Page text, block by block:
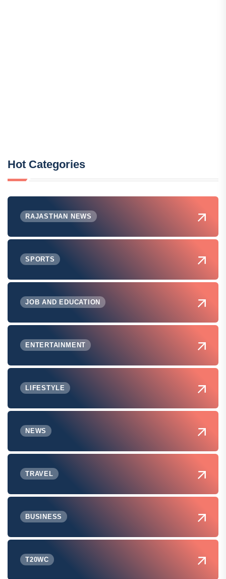
Hot Categories
RAJASTHAN NEWS
SPORTS
JOB AND EDUCATION
ENTERTAINMENT
LIFESTYLE
NEWS
TRAVEL
BUSINESS
T20WC